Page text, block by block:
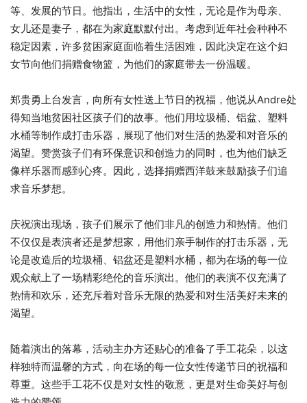
等、发展的节日。他指出，生活中的女性，无论是作为母亲、
女儿还是妻子，都在为家庭默默付出。考虑到近年社会种种不
稳定因素，许多贫困家庭面临着生活困难，因此决定在这个妇
女节向他们捐赠食物篮，为他们的家庭带去一份温暖。
郑贵勇上台发言，向所有女性送上节日的祝福，他说从Andre处
得知当地贫困社区孩子们的故事。他们用垃圾桶、铝盆、塑料
水桶等制作成打击乐器，展现了他们对生活的热爱和对音乐的
渴望。赞赏孩子们有环保意识和创造力的同时，也为他们缺乏
像样乐器而感到心疼。因此，选择捐赠西洋鼓来鼓励孩子们追
求音乐梦想。
庆祝演出现场，孩子们展示了他们非凡的创造力和热情。他们
不仅仅是表演者还是梦想家，用他们亲手制作的打击乐器，无
论是改造后的垃圾桶、铝盆还是塑料水桶，都为在场的每一位
观众献上了一场精彩绝伦的音乐演出。他们的表演不仅充满了
热情和欢乐，还充斥着对音乐无限的热爱和对生活美好未来的
渴望。
随着演出的落幕，活动主办方还贴心的准备了手工花朵，以这
样独特而温馨的方式，向在场的每一位女性传递节日的祝福和
尊重。这些手工花不仅是对女性的敬意，更是对生命美好与创